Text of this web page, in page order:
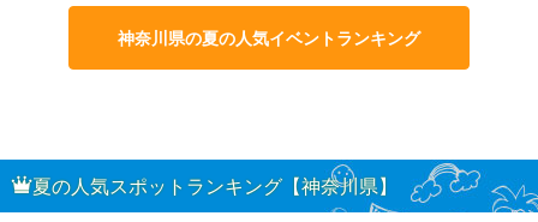
神奈川県の夏の人気イベントランキング
夏の人気スポットランキング【神奈川県】